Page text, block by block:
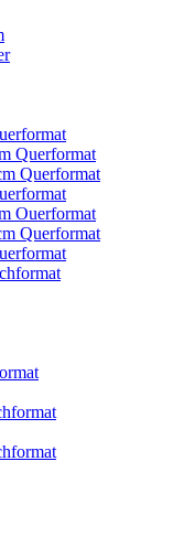
Querformat
Querformat
Ouerformat
Querformat